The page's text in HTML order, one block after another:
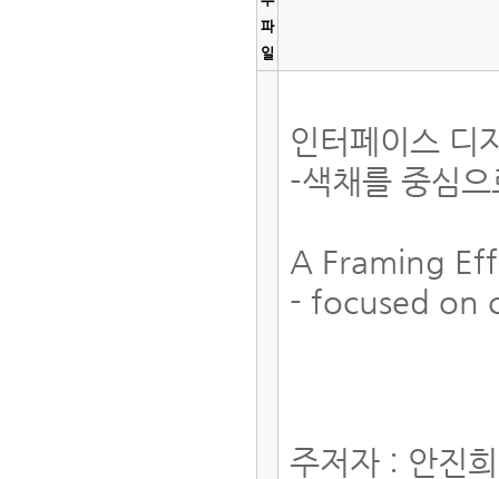
파
일
인터페이스 디
-색채를 중심
A Framing
- focused
주저자 : 안진